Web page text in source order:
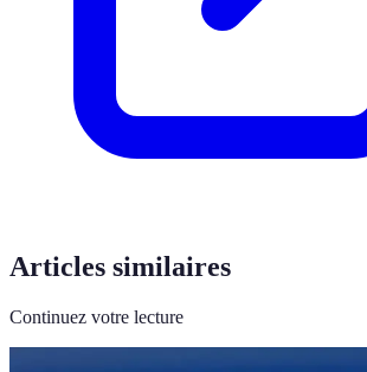
Articles similaires
Continuez votre lecture